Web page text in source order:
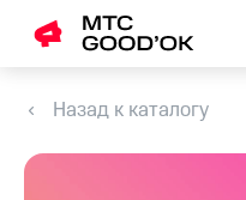
Назад к каталогу